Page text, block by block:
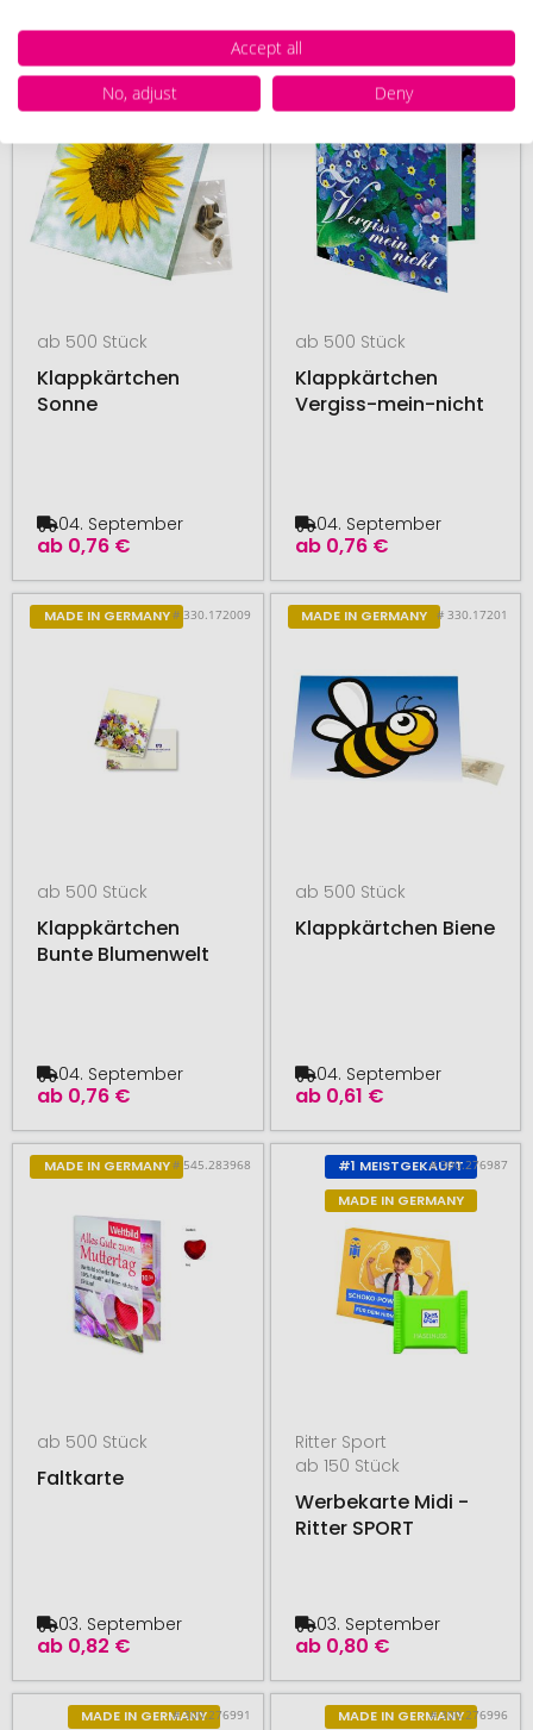
MADE IN GERMANY# 330.172007
ab 500 Stück
Klappkärtchen
Sonne
ab 0,76 €
04. September
MADE IN GERMANY# 330.172008
ab 500 Stück
Klappkärtchen
Vergiss-mein-nicht
ab 0,76 €
04. September
MADE IN GERMANY# 330.172009
ab 500 Stück
Klappkärtchen
Bunte Blumenwelt
ab 0,76 €
04. September
MADE IN GERMANY # 330.17201
ab 500 Stück
Klappkärtchen Biene
ab 0,61 €
04. September
MADE IN GERMANY# 545.283968
ab 500 Stück
Faltkarte
ab 0,82 €
03. September
#1 MEISTGEKAUFT
MADE IN GERMANY
# 300.276987
Ritter Sport
ab 150 Stück
Werbekarte Midi -
Ritter SPORT
ab 0,80 €
03. September
MADE IN GERMANY# 300.276991
MADE IN GERMANY# 300.276996
Accept all
No, adjust
Deny